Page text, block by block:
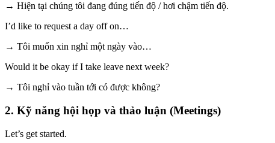
→ Hiện tại chúng tôi đang đúng tiến độ / hơi chậm tiến độ.
I’d like to request a day off on…
→ Tôi muốn xin nghỉ một ngày vào…
Would it be okay if I take leave next week?
→ Tôi nghỉ vào tuần tới có được không?
2. Kỹ năng hội họp và thảo luận (Meetings)
Let’s get started.